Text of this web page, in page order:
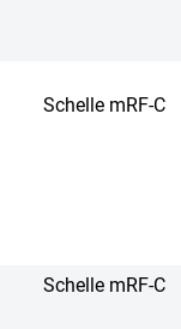
Schelle mRF-C
Schelle mRF-C